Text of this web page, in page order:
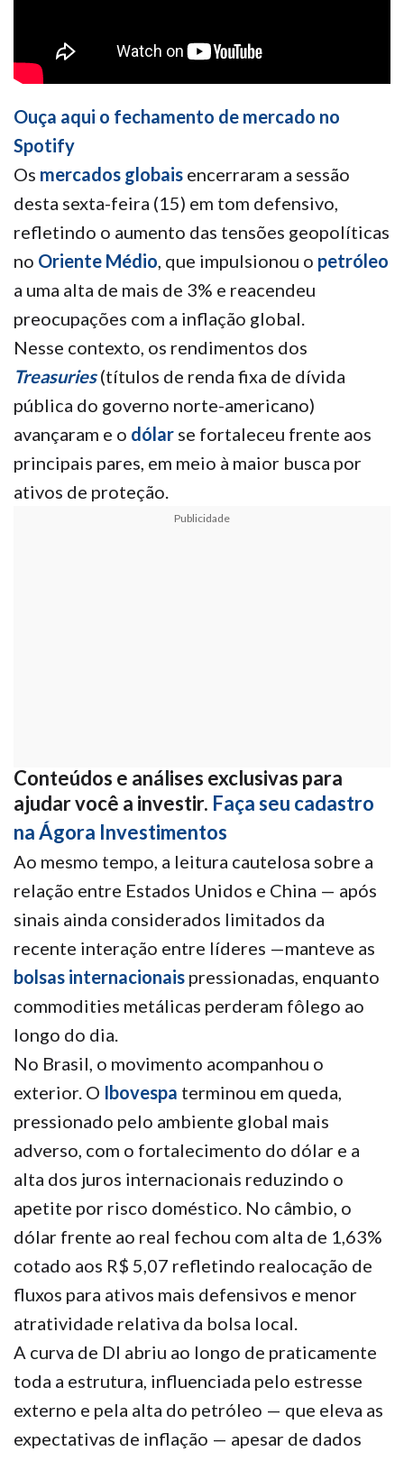
Ouça aqui o fechamento de mercado no
Spotify
Os mercados globais encerraram a sessão
desta sexta-feira (15) em tom defensivo,
refletindo o aumento das tensões geopolíticas
no Oriente Médio, que impulsionou o petróleo
a uma alta de mais de 3% e reacendeu
preocupações com a inflação global.
Nesse contexto, os rendimentos dos
Treasuries(títulos de renda fixa de dívida
pública do governo norte-americano)
avançaram e o dólar se fortaleceu frente aos
principais pares, em meio à maior busca por
ativos de proteção.
Publicidade
Conteúdos e análises exclusivas para
ajudar você a investir. Faça seu cadastro
na Ágora Investimentos
Ao mesmo tempo, a leitura cautelosa sobre a
relação entre Estados Unidos e China — após
sinais ainda considerados limitados da
recente interação entre líderes —manteve as
bolsas internacionais pressionadas, enquanto
commodities metálicas perderam fôlego ao
longo do dia.
No Brasil, o movimento acompanhou o
exterior. O Ibovespa terminou em queda,
pressionado pelo ambiente global mais
adverso, com o fortalecimento do dólar e a
alta dos juros internacionais reduzindo o
apetite por risco doméstico. No câmbio, o
dólar frente ao real fechou com alta de 1,63%
cotado aos R$ 5,07 refletindo realocação de
fluxos para ativos mais defensivos e menor
atratividade relativa da bolsa local.
A curva de DI abriu ao longo de praticamente
toda a estrutura, influenciada pelo estresse
externo e pela alta do petróleo — que eleva as
expectativas de inflação — apesar de dados